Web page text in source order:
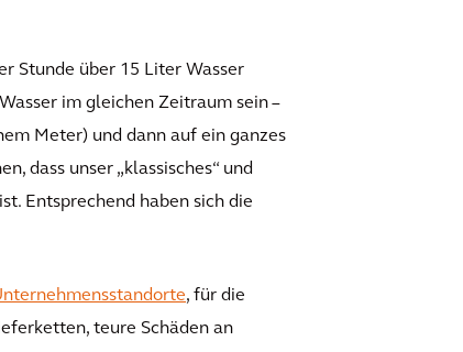
Stunde über 15 Liter Wasser
im gleichen Zeitraum sein –
Meter) und dann auf ein ganzes
dass unser „klassisches“ und
Entsprechend haben sich die
, für die
teure Schäden an